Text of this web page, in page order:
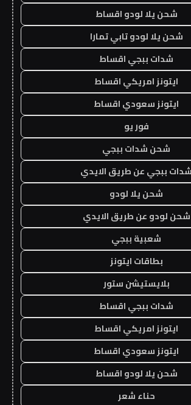
شحن يلا لودو اقساط
شحن يلا لودو تابي تمارا
شدات ببجي اقساط
ايتونز امريكي اقساط
ايتونز سعودي اقساط
فور يو
شحن شدات ببجي
شدات ببجي عن طريق الايدي
شحن يلا لودو
شحن لودو عن طريق الايدي
شعبية ببجي
بطاقات ايتونز
بلايستيشن ستور
شدات ببجي اقساط
ايتونز امريكي اقساط
ايتونز سعودي اقساط
شحن يلا لودو اقساط
حناء شعر